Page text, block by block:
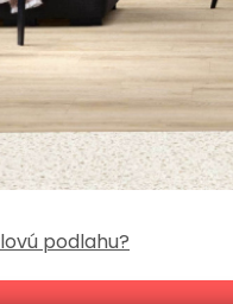
podlahu?